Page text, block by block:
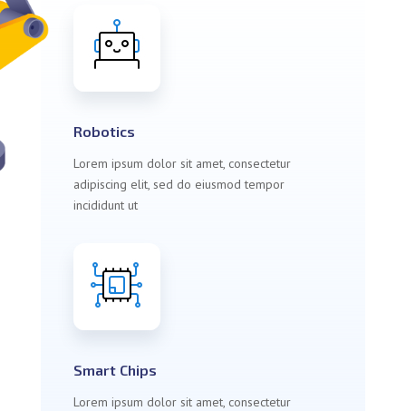
Robotics
Lorem ipsum dolor sit amet, consectetur
adipiscing elit, sed do eiusmod tempor
incididunt ut
Smart Chips
Lorem ipsum dolor sit amet, consectetur